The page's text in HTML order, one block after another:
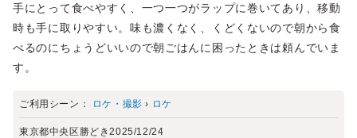
手にとって食べやすく、一つ一つがラップに巻いてあり、移動
時も手に取りやすい。味も濃くなく、くどくないので朝から食
べるのにちょうどいいので朝ごはんに困ったときは頼んでいま
す。
ご利用シーン： ロケ・撮影 › ロケ
東京都中央区勝どき2025/12/24